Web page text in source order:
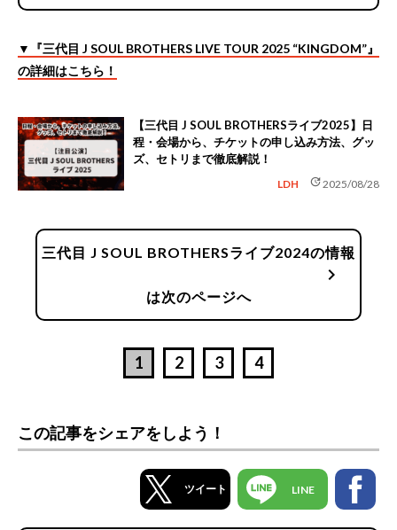
▼『三代目 J SOUL BROTHERS LIVE TOUR 2025 “KINGDOM”』
の詳細はこちら！
【三代目 J SOUL BROTHERSライブ2025】日
程・会場から、チケットの申し込み方法、グッ
ズ、セトリまで徹底解説！
LDH update2025/08/28
三代目 J SOUL BROTHERSライブ2024の情報
は次のページへ
chevron_right
1 2 3 4
この記事をシェアをしよう！
ツイート LINE